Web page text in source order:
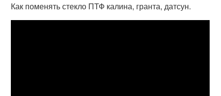
Как поменять стекло ПТФ калина, гранта, датсун.